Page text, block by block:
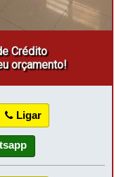
Crédito
orçamento!
Ligar